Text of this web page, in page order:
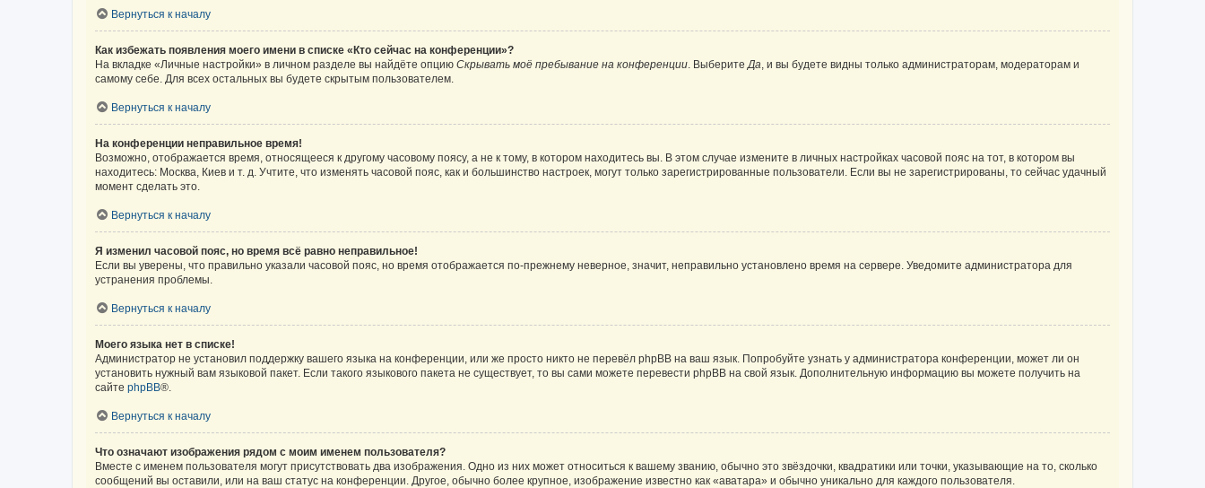
Вернуться к началу
Как избежать появления моего имени в списке «Кто сейчас на конференции»?
На вкладке «Личные настройки» в личном разделе вы найдёте опцию Скрывать моё пребывание на конференции. ВыберитеДа, и вы будете видны только администраторам, модераторам и
самому себе. Для всех остальных вы будете скрытым пользователем.
Вернуться к началу
На конференции неправильное время!
Возможно, отображается время, относящееся к другому часовому поясу, а не к тому, в котором находитесь вы. В этом случае измените в личных настройках часовой пояс на тот, в котором вы
находитесь: Москва, Киев и т. д. Учтите, что изменять часовой пояс, как и большинство настроек, могут только зарегистрированные пользователи. Если вы не зарегистрированы, то сейчас удачный
момент сделать это.
Вернуться к началу
Я изменил часовой пояс, но время всё равно неправильное!
Если вы уверены, что правильно указали часовой пояс, но время отображается по-прежнему неверное, значит, неправильно установлено время на сервере. Уведомите администратора для
устранения проблемы.
Вернуться к началу
Моего языка нет в списке!
Администратор не установил поддержку вашего языка на конференции, или же просто никто не перевёл phpBB на ваш язык. Попробуйте узнать у администратора конференции, может ли он
установить нужный вам языковой пакет. Если такого языкового пакета не существует, то вы сами можете перевести phpBB на свой язык. Дополнительную информацию вы можете получить на
сайте phpBB®.
Вернуться к началу
Что означают изображения рядом с моим именем пользователя?
Вместе с именем пользователя могут присутствовать два изображения. Одно из них может относиться к вашему званию, обычно это звёздочки, квадратики или точки, указывающие на то, сколько
сообщений вы оставили, или на ваш статус на конференции. Другое, обычно более крупное, изображение известно как «аватара» и обычно уникально для каждого пользователя.